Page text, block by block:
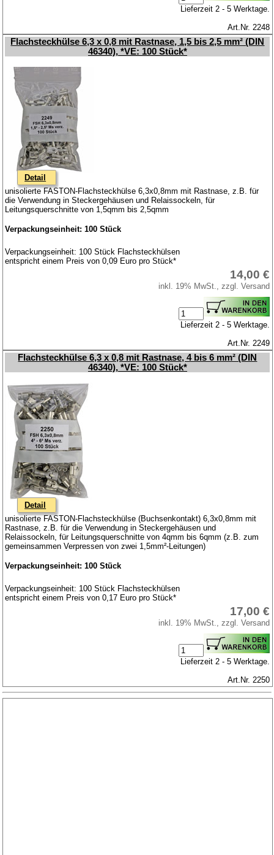
Lieferzeit 2 - 5 Werktage.
Art.Nr. 2248
Flachsteckhülse 6,3 x 0,8 mit Rastnase, 1,5 bis 2,5 mm² (DIN
46340), *VE: 100 Stück*
Detail
unisolierte FASTON-Flachsteckhülse 6,3x0,8mm mit Rastnase, z.B. für
die Verwendung in Steckergehäusen und Relaissockeln, für
Leitungsquerschnitte von 1,5qmm bis 2,5qmm
Verpackungseinheit: 100 Stück
Verpackungseinheit: 100 Stück Flachsteckhülsen
entspricht einem Preis von 0,09 Euro pro Stück*
14,00 €
inkl. 19% MwSt., zzgl. Versand
Lieferzeit 2 - 5 Werktage.
Art.Nr. 2249
Flachsteckhülse 6,3 x 0,8 mit Rastnase, 4 bis 6 mm² (DIN
46340), *VE: 100 Stück*
Detail
unisolierte FASTON-Flachsteckhülse (Buchsenkontakt) 6,3x0,8mm mit
Rastnase, z.B. für die Verwendung in Steckergehäusen und
Relaissockeln, für Leitungsquerschnitte von 4qmm bis 6qmm (z.B. zum
gemeinsammen Verpressen von zwei 1,5mm²-Leitungen)
Verpackungseinheit: 100 Stück
Verpackungseinheit: 100 Stück Flachsteckhülsen
entspricht einem Preis von 0,17 Euro pro Stück*
17,00 €
inkl. 19% MwSt., zzgl. Versand
Lieferzeit 2 - 5 Werktage.
Art.Nr. 2250